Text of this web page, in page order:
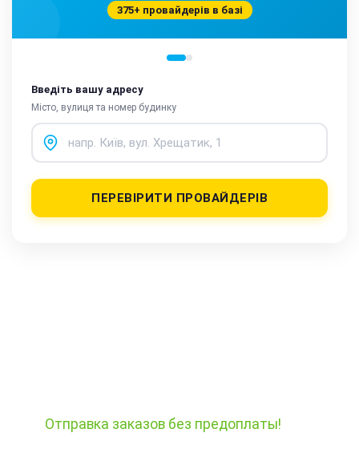
375+ провайдерів в базі
Введіть вашу адресу
Місто, вулиця та номер будинку
ПЕРЕВІРИТИ ПРОВАЙДЕРІВ
Отправка заказов без предоплаты!